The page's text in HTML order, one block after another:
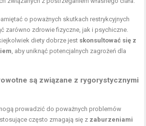
o poważnych skutkach restrykcyjnych
zarówno zdrowie fizyczne, jak i psychiczne.
diety dobrze jest skonsultować się z
, aby uniknąć potencjalnych zagrożeń dla
są związane z rygorystycznymi
prowadzić do poważnych problemów
często zmagają się z zaburzeniami